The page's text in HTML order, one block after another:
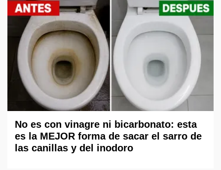
No es con vinagre ni bicarbonato: esta
es la MEJOR forma de sacar el sarro de
las canillas y del inodoro